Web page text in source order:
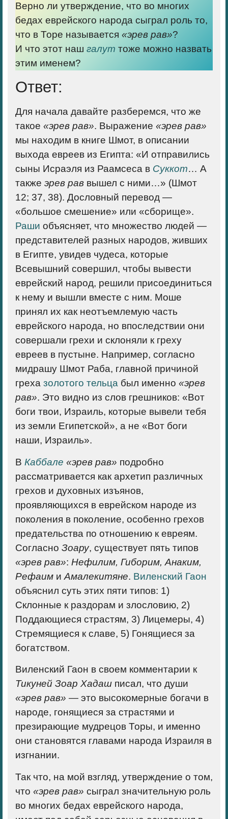
Верно ли утверждение, что во многих
бедах еврейского народа сыграл роль то,
что в Торе называется «эрев рав»?
И что этот наш галут тоже можно назвать
этим именем?
Ответ:
Для начала давайте разберемся, что же
такое «эрев рав». Выражение «эрев рав»
мы находим в книге Шмот, в описании
выхода евреев из Египта: «И отправились
сыны Исраэля из Раамсеса в Суккот… А
также эрев рав вышел с ними…» (Шмот
12; 37, 38). Дословный перевод —
«большое смешение» или «сборище».
Раши объясняет, что множество людей —
представителей разных народов, живших
в Египте, увидев чудеса, которые
Всевышний совершил, чтобы вывести
еврейский народ, решили присоединиться
к нему и вышли вместе с ним. Моше
принял их как неотъемлемую часть
еврейского народа, но впоследствии они
совершали грехи и склоняли к греху
евреев в пустыне. Например, согласно
мидрашу Шмот Раба, главной причиной
греха золотого тельца был именно «эрев
рав». Это видно из слов грешников: «Вот
боги твои, Израиль, которые вывели тебя
из земли Египетской», а не «Вот боги
наши, Израиль».
В Каббале «эрев рав» подробно
рассматривается как архетип различных
грехов и духовных изъянов,
проявляющихся в еврейском народе из
поколения в поколение, особенно грехов
предательства по отношению к евреям.
Согласно Зоару, существует пять типов
«эрев рав»: Нефилим, Гиборим, Анаким,
Рефаим и Амалекитяне. Виленский Гаон
объяснил суть этих пяти типов: 1)
Склонные к раздорам и злословию, 2)
Поддающиеся страстям, 3) Лицемеры, 4)
Стремящиеся к славе, 5) Гонящиеся за
богатством.
Виленский Гаон в своем комментарии к
Тикуней Зоар Хадаш писал, что души
«эрев рав» — это высокомерные богачи в
народе, гонящиеся за страстями и
презирающие мудрецов Торы, и именно
они становятся главами народа Израиля в
изгнании.
Так что, на мой взгляд, утверждение о том,
что «эрев рав» сыграл значительную роль
во многих бедах еврейского народа,